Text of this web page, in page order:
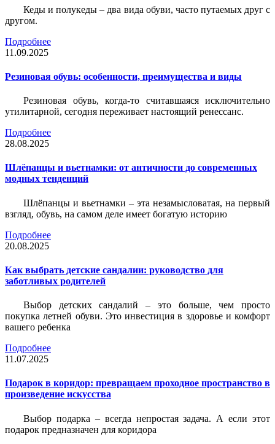
Кеды и полукеды – два вида обуви, часто путаемых друг с
другом.
Подробнее
11.09.2025
Резиновая обувь: особенности, преимущества и виды
Резиновая обувь, когда-то считавшаяся исключительно
утилитарной, сегодня переживает настоящий ренессанс.
Подробнее
28.08.2025
Шлёпанцы и вьетнамки: от античности до современных
модных тенденций
Шлёпанцы и вьетнамки – эта незамысловатая, на первый
взгляд, обувь, на самом деле имеет богатую историю
Подробнее
20.08.2025
Как выбрать детские сандалии: руководство для
заботливых родителей
Выбор детских сандалий – это больше, чем просто
покупка летней обуви. Это инвестиция в здоровье и комфорт
вашего ребенка
Подробнее
11.07.2025
Подарок в коридор: превращаем проходное пространство в
произведение искусства
Выбор подарка – всегда непростая задача. А если этот
подарок предназначен для коридора